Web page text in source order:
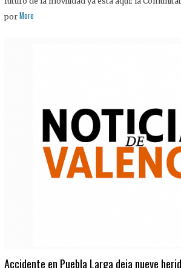
por More
Accidente en Puebla Larga deja nueve